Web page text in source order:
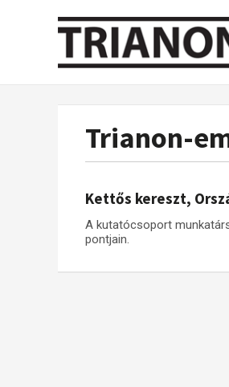
Trianon-
Kettős kereszt,
A kutatócsoport
pontjain.